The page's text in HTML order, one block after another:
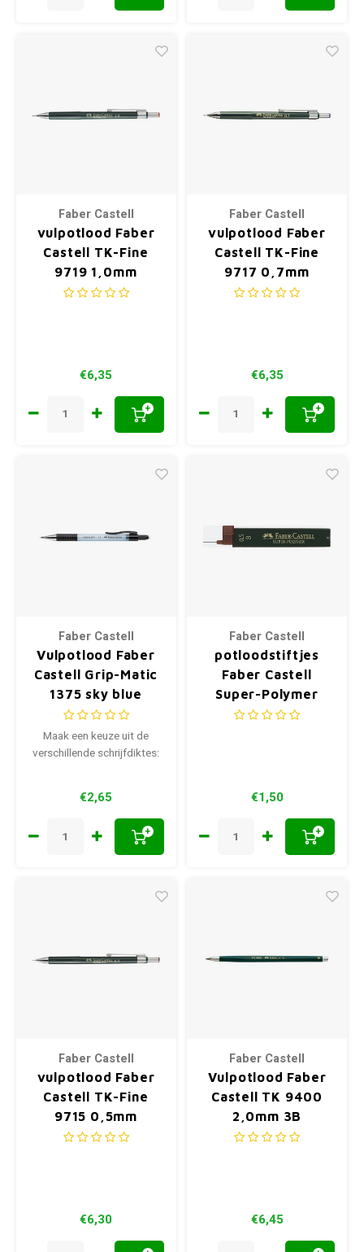
Faber Castell
vulpotlood Faber
Castell TK-Fine
9719 1,0mm
€6,35
+
Faber Castell
vulpotlood Faber
Castell TK-Fine
9717 0,7mm
€6,35
+
Faber Castell
Vulpotlood Faber
Castell Grip-Matic
1375 sky blue
Maak een keuze uit de
verschillende schrijfdiktes:
€2,65
+
Faber Castell
potloodstiftjes
Faber Castell
Super-Polymer
0,5mm B
€1,50
+
Faber Castell
vulpotlood Faber
Castell TK-Fine
9715 0,5mm
€6,30
Faber Castell
Vulpotlood Faber
Castell TK 9400
2,0mm 3B
€6,45